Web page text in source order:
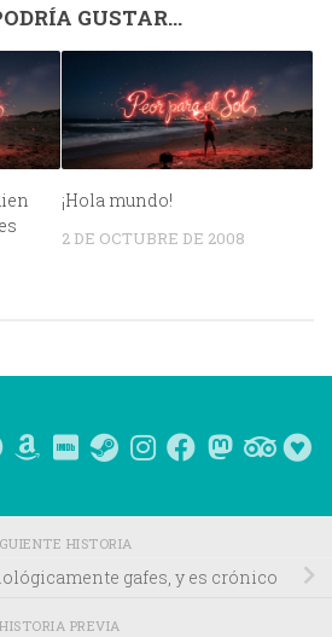
GUSTAR...
¡Hola mundo!
2 DE OCTUBRE DE 2008
HISTORIA
gafes, y es crónico
HISTORIA PREVIA